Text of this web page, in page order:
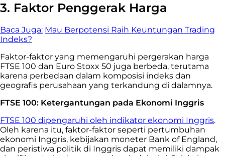
3. Faktor Penggerak Harga
Baca Juga: Mau Berpotensi Raih Keuntungan Trading
Indeks?
Faktor-faktor yang memengaruhi pergerakan harga
FTSE 100 dan Euro Stoxx 50 juga berbeda, terutama
karena perbedaan dalam komposisi indeks dan
geografis perusahaan yang terkandung di dalamnya.
FTSE 100: Ketergantungan pada Ekonomi Inggris
FTSE 100 dipengaruhi oleh indikator ekonomi Inggris.
Oleh karena itu, faktor-faktor seperti pertumbuhan
ekonomi Inggris, kebijakan moneter Bank of England,
dan peristiwa politik di Inggris dapat memiliki dampak